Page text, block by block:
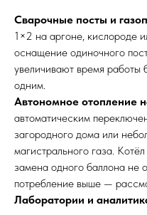
Сварочные посты и
1×2 на аргоне, кислороде
оснащение одиночного
увеличивают время
одним.
Автономное отопление
автоматическим
загородного дома или
магистрального газа.
замена одного баллона не
потребление выше —
Лаборатории и